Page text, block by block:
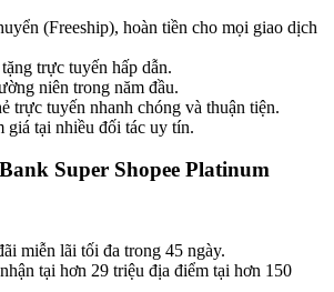
(Freeship), hoàn tiền cho mọi giao dịch
trực tuyến hấp dẫn.
niên trong năm đầu.
trực tuyến nhanh chóng và thuận tiện.
giá tại nhiều đối tác uy tín.
Super Shopee Platinum
miễn lãi tối đa trong 45 ngày.
tại hơn 29 triệu địa điểm tại hơn 150